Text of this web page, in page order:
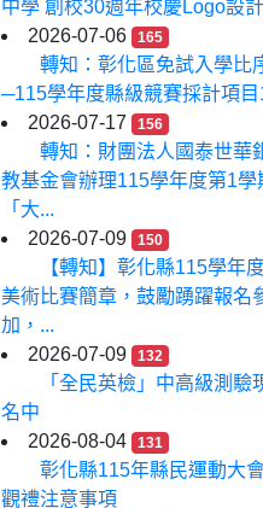
中學 創校30週年校慶Logo設
2026-07-06
165
轉知：彰化區免試入學比
─115學年度縣級競賽採計項目
2026-07-17
156
轉知：財團法人國泰世華
教基金會辦理115學年度第1學
「大...
2026-07-09
150
【轉知】彰化縣115學年
美術比賽簡章，鼓勵踴躍報名
加，...
2026-07-09
132
「全民英檢」中高級測驗
名中
2026-08-04
131
彰化縣115年縣民運動大
觀禮注意事項